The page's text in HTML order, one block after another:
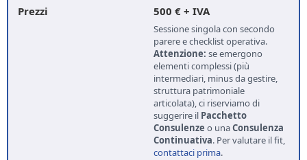
500 € + IVA
Sessione singola con secondo
parere e checklist operativa.
Attenzione: se emergono
elementi complessi (più
intermediari, minus da gestire,
struttura patrimoniale
articolata), ci riserviamo di
suggerire il Pacchetto
Consulenze o unaConsulenza
Continuativa. Per valutare il fit,
contattaci prima.